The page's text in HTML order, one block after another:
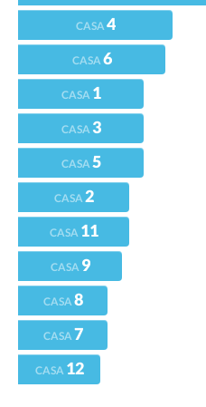
CASA4
CASA6
CASA 1
CASA 3
CASA5
CASA2
CASA 11
CASA 9
CASA8
CASA7
CASA 12